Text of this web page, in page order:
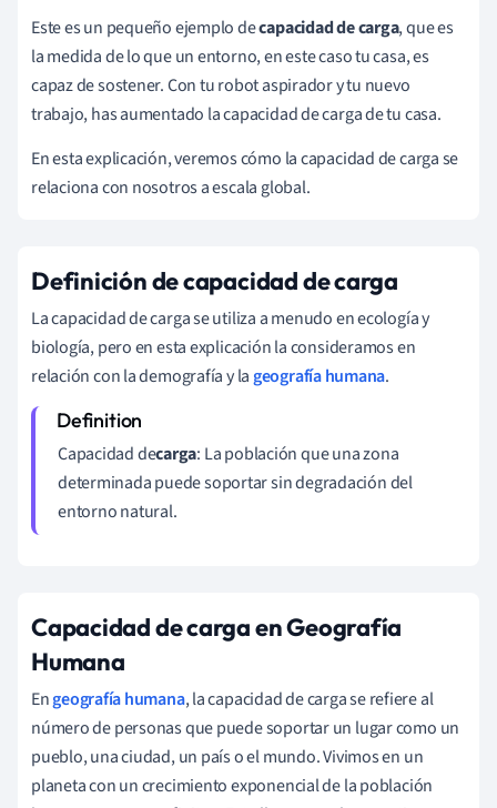
Este es un pequeño ejemplo decapacidad de carga, que es
la medida de lo que un entorno, en este caso tu casa, es
capaz de sostener. Con tu robot aspirador y tu nuevo
trabajo, has aumentado la capacidad de carga de tu casa.
En esta explicación, veremos cómo la capacidad de carga se
relaciona con nosotros a escala global.
Definición de capacidad de carga
La capacidad de carga se utiliza a menudo en ecología y
biología, pero en esta explicación la consideramos en
relación con la demografía y la geografía humana.
Capacidad decarga: La población que una zona
determinada puede soportar sin degradación del
entorno natural.
Capacidad de carga en Geografía
Humana
Engeografía humana, la capacidad de carga se refiere al
número de personas que puede soportar un lugar como un
pueblo, una ciudad, un país o el mundo. Vivimos en un
planeta con un crecimiento exponencial de la población